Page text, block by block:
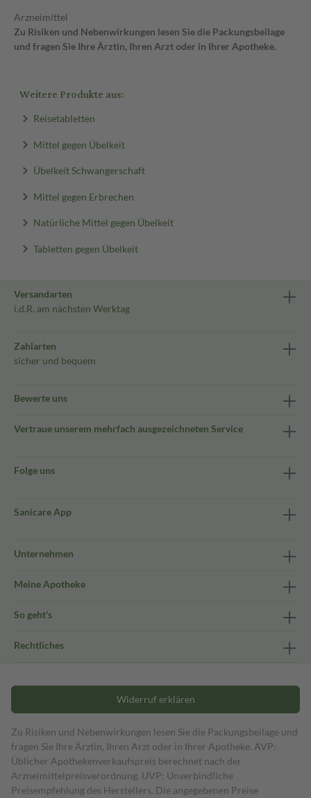
Arzneimittel
Zu Risiken und Nebenwirkungen lesen Sie die Packungsbeilage
und fragen Sie Ihre Ärztin, Ihren Arzt oder in Ihrer Apotheke.
Weitere Produkte aus:
Reisetabletten
Mittel gegen Übelkeit
Übelkeit Schwangerschaft
Mittel gegen Erbrechen
Natürliche Mittel gegen Übelkeit
Tabletten gegen Übelkeit
Versandarten
i.d.R. am nächsten Werktag
Zahlarten
sicher und bequem
Bewerte uns
Vertraue unserem mehrfach ausgezeichneten Service
Folge uns
Sanicare App
Unternehmen
Meine Apotheke
So geht's
Rechtliches
Widerruf erklären
Zu Risiken und Nebenwirkungen lesen Sie die Packungsbeilage und
fragen Sie Ihre Ärztin, Ihren Arzt oder in Ihrer Apotheke. AVP:
Üblicher Apothekenverkaufspreis berechnet nach der
Arzneimittelpreisverordnung. UVP: Unverbindliche
Preisempfehlung des Herstellers. Die angegebenen Preise